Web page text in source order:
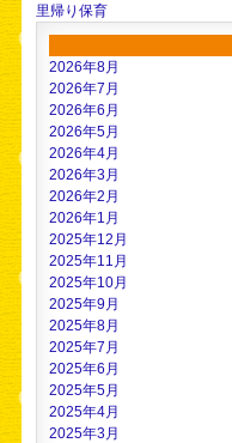
里帰り保育
2026年8月
2026年7月
2026年6月
2026年5月
2026年4月
2026年3月
2026年2月
2026年1月
2025年12月
2025年11月
2025年10月
2025年9月
2025年8月
2025年7月
2025年6月
2025年5月
2025年4月
2025年3月